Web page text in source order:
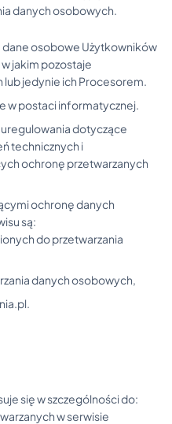
danych osobowych.
osobowe Użytkowników
jakim pozostaje
jedynie ich Procesorem.
w postaci informatycznej.
dotyczące
technicznych i
ochronę przetwarzanych
ochronę danych
są:
do przetwarzania
danych osobowych,
się w szczególności do:
w serwisie